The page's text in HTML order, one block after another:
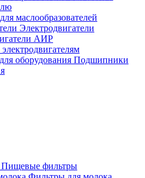
маслообразователей
Электродвигатели
АИР
Подшипники
Пищевые фильтры